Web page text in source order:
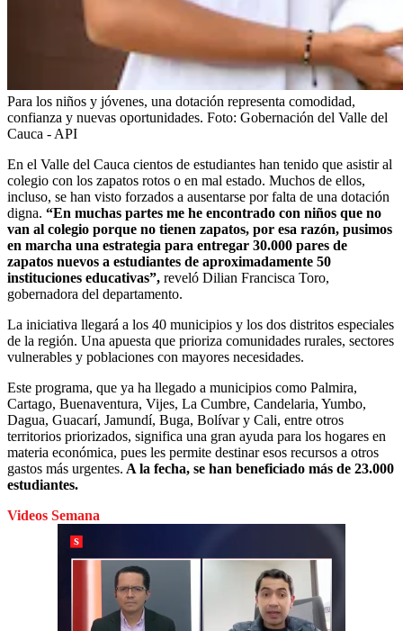
Para los niños y jóvenes, una dotación representa comodidad,
confianza y nuevas oportunidades. Foto: Gobernación del Valle del
Cauca - API
En el Valle del Cauca cientos de estudiantes han tenido que asistir al
colegio con los zapatos rotos o en mal estado. Muchos de ellos,
incluso, se han visto forzados a ausentarse por falta de una dotación
digna. “En muchas partes me he encontrado con niños que no
van al colegio porque no tienen zapatos, por esa razón, pusimos
en marcha una estrategia para entregar 30.000 pares de
zapatos nuevos a estudiantes de aproximadamente 50
instituciones educativas”, reveló Dilian Francisca Toro,
gobernadora del departamento.
La iniciativa llegará a los 40 municipios y los dos distritos especiales
de la región. Una apuesta que prioriza comunidades rurales, sectores
vulnerables y poblaciones con mayores necesidades.
Este programa, que ya ha llegado a municipios como Palmira,
Cartago, Buenaventura, Vijes, La Cumbre, Candelaria, Yumbo,
Dagua, Guacarí, Jamundí, Buga, Bolívar y Cali, entre otros
territorios priorizados, significa una gran ayuda para los hogares en
materia económica, pues les permite destinar esos recursos a otros
gastos más urgentes. A la fecha, se han beneficiado más de 23.000
estudiantes.
Videos Semana